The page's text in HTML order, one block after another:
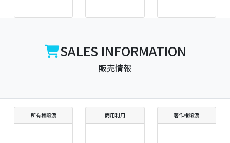
SALES INFORMATION
販売情報
所有権譲渡 商用利用 著作権譲渡